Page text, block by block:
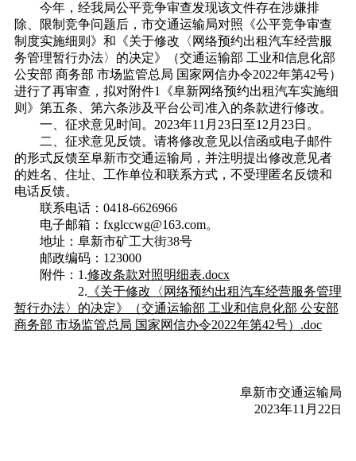
今年，经我局公平竞争审查发现该文件存在涉嫌排
除、限制竞争问题后，市交通运输局对照《公平竞争审查
制度实施细则》和《关于修改〈网络预约出租汽车经营服
务管理暂行办法〉的决定》（交通运输部 工业和信息化部
公安部 商务部 市场监管总局 国家网信办令2022年第42号）
进行了再审查，拟对附件1《阜新网络预约出租汽车实施细
则》第五条、第六条涉及平台公司准入的条款进行修改。
一、征求意见时间。2023年11月23日至12月23日。
二、征求意见反馈。请将修改意见以信函或电子邮件
的形式反馈至阜新市交通运输局，并注明提出修改意见者
的姓名、住址、工作单位和联系方式，不受理匿名反馈和
电话反馈。
联系电话：0418-6626966
电子邮箱： fxglccwg@163.com。
地址：阜新市矿工大街38号
邮政编码：123000
附件：1.修改条款对照明细表.docx
2. 《关于修改〈网络预约出租汽车经营服务管理
暂行办法〉的决定》（交通运输部 工业和信息化部 公安部
商务部 市场监管总局 国家网信办令2022年第42号）.doc
阜新市交通运输局
2023年11月22 日